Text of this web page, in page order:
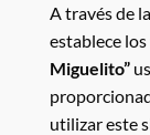
A través de
establece
Miguelito”
utilizar este